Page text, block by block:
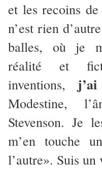
et les recoins
n’est rien
balles, où je
réalité et
inventions,
Modestine,
Stevenson. Je
m’en touche
l’autre». Suis